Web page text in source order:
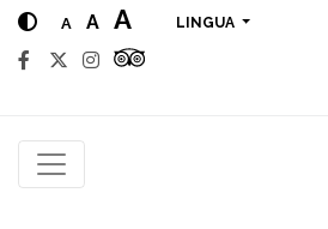
A A A LINGUA